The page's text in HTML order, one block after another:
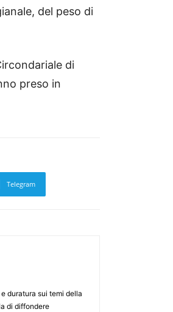
del peso di
di
preso in
Telegram
duratura sui temi della
di diffondere